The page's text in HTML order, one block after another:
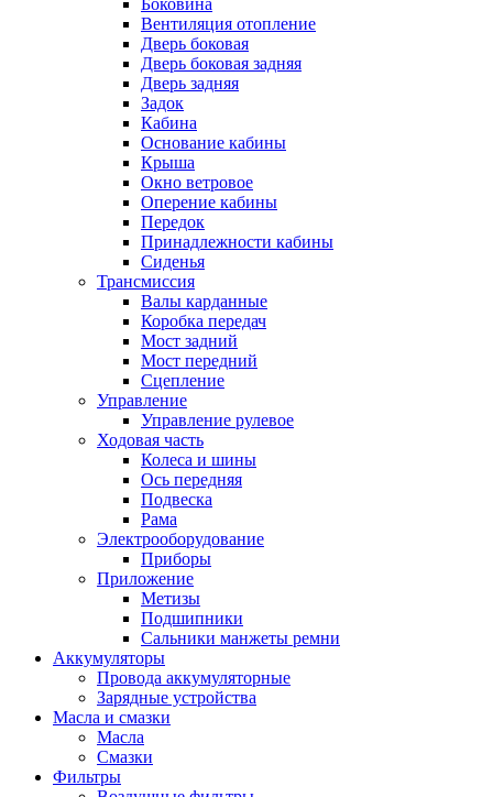
Боковина
Вентиляция отопление
Дверь боковая
Дверь боковая задняя
Дверь задняя
Задок
Кабина
Основание кабины
Крыша
Окно ветровое
Оперение кабины
Передок
Принадлежности кабины
Сиденья
Трансмиссия
Валы карданные
Коробка передач
Мост задний
Мост передний
Сцепление
Управление
Управление рулевое
Ходовая часть
Колеса и шины
Ось передняя
Подвеска
Рама
Электрооборудование
Приборы
Приложение
Метизы
Подшипники
Сальники манжеты ремни
Аккумуляторы
Провода аккумуляторные
Зарядные устройства
Масла и смазки
Масла
Смазки
Фильтры